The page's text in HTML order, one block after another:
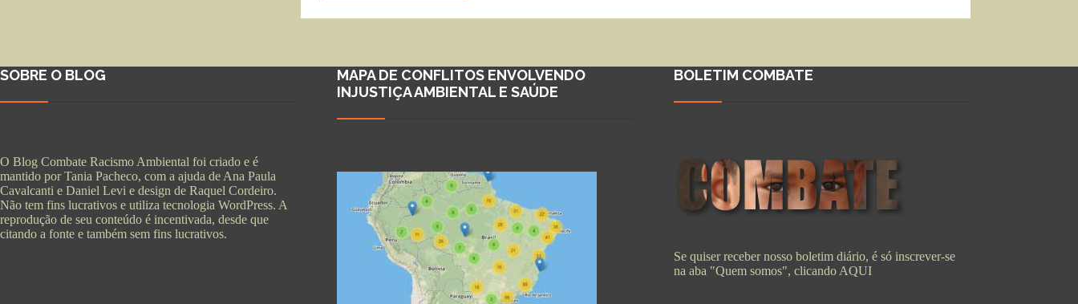
SOBRE O BLOG
O Blog Combate Racismo Ambiental foi criado e é
mantido por Tania Pacheco, com a ajuda de Ana Paula
Cavalcanti e Daniel Levi e design de Raquel Cordeiro.
Não tem fins lucrativos e utiliza tecnologia WordPress. A
reprodução de seu conteúdo é incentivada, desde que
citando a fonte e também sem fins lucrativos.
MAPA DE CONFLITOS ENVOLVENDO
INJUSTIÇA AMBIENTAL E SAÚDE
BOLETIM COMBATE
Se quiser receber nosso boletim diário, é só inscrever-se
na aba "Quem somos", clicando AQUI